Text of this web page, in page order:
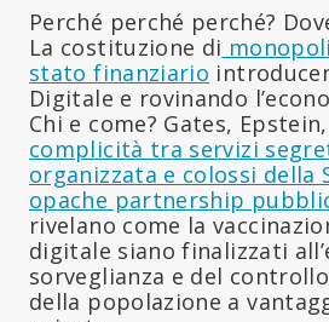
Perché perché perché?
La costituzione di monopoli
stato finanziario
Digitale e rovinando
Chi e come? Gates,
complicità tra servizi
organizzata e colossi della
opache partnership
rivelano come la
digitale siano finalizzati
sorveglianza e del
della popolazione a